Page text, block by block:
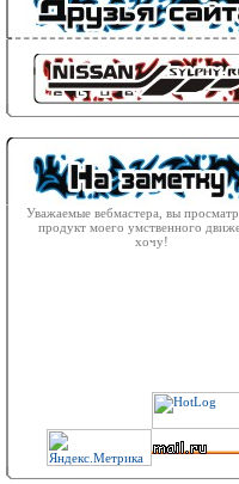
Уважаемые вебмастера, вы
продукт моего умственного
хочу!